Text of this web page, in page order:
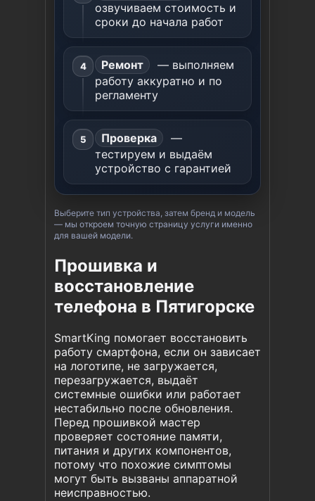
озвучиваем стоимость и
сроки до начала работ
Ремонт
— выполняем
работу аккуратно и по
регламенту
Проверка
—
тестируем и выдаём
устройство с гарантией
Выберите тип устройства, затем бренд и модель
— мы откроем точную страницу услуги именно
для вашей модели.
Прошивка и
восстановление
телефона в Пятигорске
SmartKing помогает восстановить
работу смартфона, если он зависает
на логотипе, не загружается,
перезагружается, выдаёт
системные ошибки или работает
нестабильно после обновления.
Перед прошивкой мастер
проверяет состояние памяти,
питания и других компонентов,
потому что похожие симптомы
могут быть вызваны аппаратной
неисправностью.